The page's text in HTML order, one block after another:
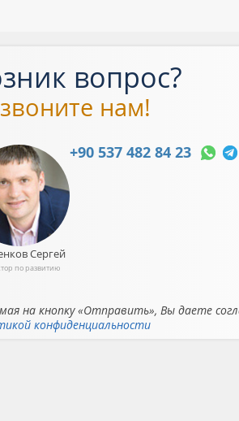
вопрос?
нам!
Сергей
по развитию
+90 537 482 84 23
на кнопку «Отправить», Вы даете
конфиденциальности